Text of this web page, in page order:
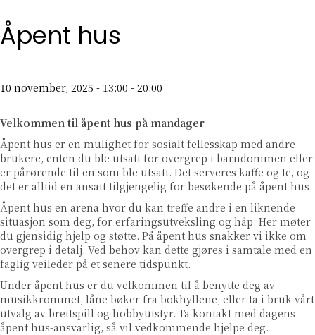
Åpent hus
10 november, 2025 - 13:00 - 20:00
Velkommen til åpent hus på mandager
Åpent hus er en mulighet for sosialt fellesskap med andre
brukere, enten du ble utsatt for overgrep i barndommen eller
er pårørende til en som ble utsatt. Det serveres kaffe og te, og
det er alltid en ansatt tilgjengelig for besøkende på åpent hus.
Åpent hus en arena hvor du kan treffe andre i en liknende
situasjon som deg, for erfaringsutveksling og håp. Her møter
du gjensidig hjelp og støtte. På åpent hus snakker vi ikke om
overgrep i detalj. Ved behov kan dette gjøres i samtale med en
faglig veileder på et senere tidspunkt.
Under åpent hus er du velkommen til å benytte deg av
musikkrommet, låne bøker fra bokhyllene, eller ta i bruk vårt
utvalg av brettspill og hobbyutstyr. Ta kontakt med dagens
åpent hus-ansvarlig, så vil vedkommende hjelpe deg.